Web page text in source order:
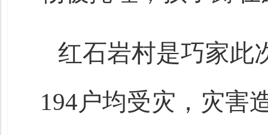
红石岩村是巧家此
194户均受灾，灾害